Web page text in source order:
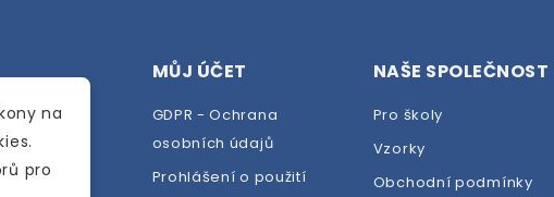
se
MŮJ ÚČET
GDPR - Ochrana
osobních údajů
Prohlášení o použití
NAŠE SPOLEČNOST
Pro školy
Vzorky
Obchodní podmínky
na
pro